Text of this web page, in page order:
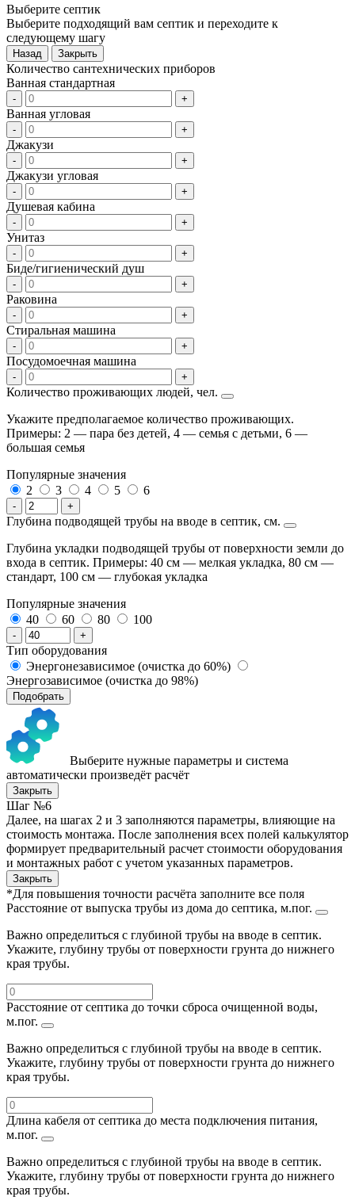
Выберите септик
Выберите подходящий вам септик и переходите к
следующему шагу
Назад Закрыть
Количество сантехнических приборов
Ванная стандартная
- +
Ванная угловая
- +
Джакузи
- +
Джакузи угловая
- +
Душевая кабина
- +
Унитаз
- +
Биде/гигиенический душ
- +
Раковина
- +
Стиральная машина
- +
Посудомоечная машина
- +
Количество проживающих людей, чел.
Укажите предполагаемое количество проживающих.
Примеры: 2 — пара без детей, 4 — семья с детьми, 6 —
большая семья
Популярные значения
2
3 4 5 6
- +
Глубина подводящей трубы на вводе в септик, см.
Глубина укладки подводящей трубы от поверхности земли до
входа в септик. Примеры: 40 см — мелкая укладка, 80 см —
стандарт, 100 см — глубокая укладка
Популярные значения
40
60 80 100
- +
Тип оборудования
Энергонезависимое (очистка до 60%)
Энергозависимое (очистка до 98%)
Подобрать
Выберите нужные параметры и система
автоматически произведёт расчёт
Закрыть
Шаг №6
Далее, на шагах 2 и 3 заполняются параметры, влияющие на
стоимость монтажа. После заполнения всех полей калькулятор
формирует предварительный расчет стоимости оборудования
и монтажных работ с учетом указанных параметров.
Закрыть
*Для повышения точности расчёта заполните все поля
Расстояние от выпуска трубы из дома до септика, м.пог.
Важно определиться с глубиной трубы на вводе в септик.
Укажите, глубину трубы от поверхности грунта до нижнего
края трубы.
Расстояние от септика до точки сброса очищенной воды,
м.пог.
Важно определиться с глубиной трубы на вводе в септик.
Укажите, глубину трубы от поверхности грунта до нижнего
края трубы.
Длина кабеля от септика до места подключения питания,
м.пог.
Важно определиться с глубиной трубы на вводе в септик.
Укажите, глубину трубы от поверхности грунта до нижнего
края трубы.